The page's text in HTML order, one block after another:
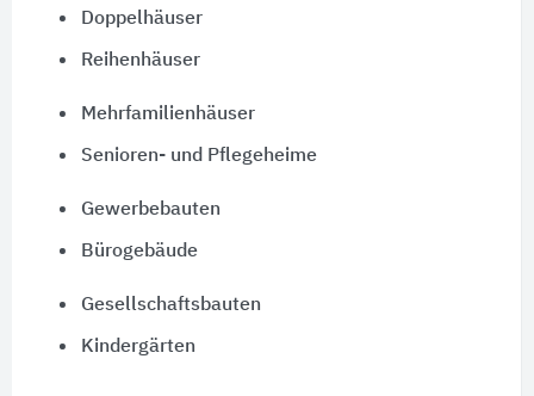
Doppelhäuser
Reihenhäuser
Mehrfamilienhäuser
Senioren- und Pflegeheime
Gewerbebauten
Bürogebäude
Gesellschaftsbauten
Kindergärten